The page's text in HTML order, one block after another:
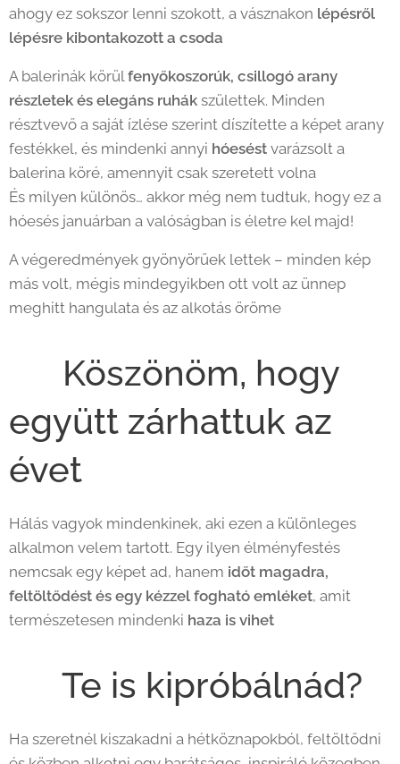
ahogy ez sokszor lenni szokott, a vásznakon lépésről
lépésre kibontakozott a csoda
A balerinák körülfenyőkoszorúk, csillogó arany
részletek és elegáns ruhák születtek. Minden
résztvevő a saját ízlése szerint díszítette a képet arany
festékkel, és mindenki annyi hóesést varázsolt a
balerina köré, amennyit csak szeretett volna ❄️
És milyen különös… akkor még nem tudtuk, hogy ez a
hóesés januárban a valóságban is életre kel majd!
A végeredmények gyönyörűek lettek – minden kép
más volt, mégis mindegyikben ott volt az ünnep
meghitt hangulata és az alkotás öröme 🩰✨
💛 Köszönöm, hogy
együtt zárhattuk az
évet
Hálás vagyok mindenkinek, aki ezen a különleges
alkalmon velem tartott. Egy ilyen élményfestés
nemcsak egy képet ad, hanem időt magadra,
feltöltődést és egy kézzel fogható emléket, amit
természetesen mindenki haza is vihet
🎨 Te is kipróbálnád?
Ha szeretnél kiszakadni a hétköznapokból, feltöltődni